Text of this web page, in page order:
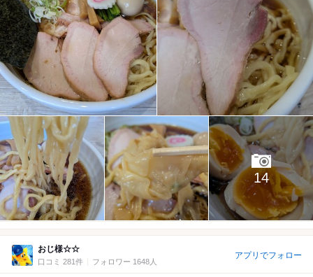
14
おじ様☆☆
口コミ 281件 フォロワー 1648人
アプリでフォロー